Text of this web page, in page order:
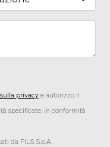
privacy e autorizzo il
specificate, in conformità
da FILS S.p.A..